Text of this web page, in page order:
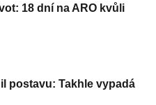
18 dní na ARO kvůli
postavu: Takhle vypadá